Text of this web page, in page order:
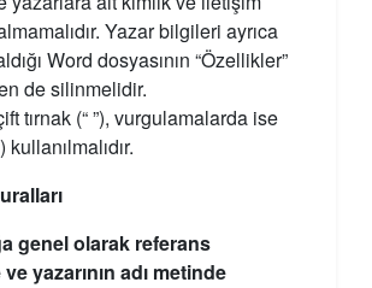
Yazar bilgileri ayrıca
Word dosyasının “Özellikler”
de silinmelidir.
tırnak (“ ”), vurgulamalarda ise
kullanılmalıdır.
genel olarak referans
yazarının adı metinde